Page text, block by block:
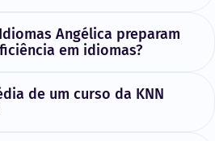
Angélica preparam
em idiomas?
de um curso da KNN